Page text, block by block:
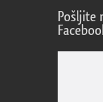
Pošljite